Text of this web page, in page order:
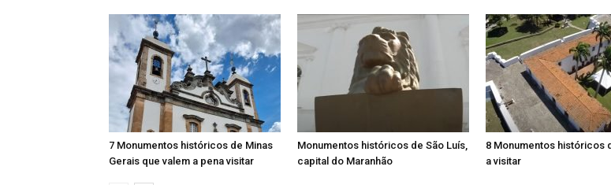
7 Monumentos históricos de Minas
Gerais que valem a pena visitar
Monumentos históricos de São Luís,
capital do Maranhão
8 Monumentos históricos
a visitar